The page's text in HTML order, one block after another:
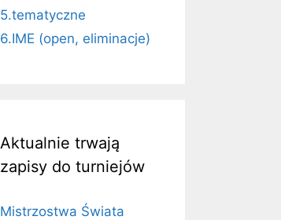
5.tematyczne
6.IME (open, eliminacje)
Aktualnie trwają
zapisy do turniejów
Mistrzostwa Świata